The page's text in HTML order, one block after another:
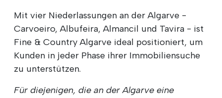
Mit vier Niederlassungen an der Algarve -
Carvoeiro, Albufeira, Almancil und Tavira - ist
Fine & Country Algarve ideal positioniert, um
Kunden in jeder Phase ihrer Immobiliensuche
zu unterstützen.
Für diejenigen, die an der Algarve eine